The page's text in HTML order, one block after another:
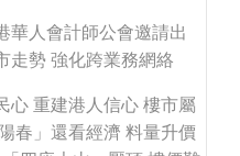
華人會計師公會邀請出
走勢 強化跨業務網絡
心 重建港人信心 樓市屬
春」還看經濟 料量升價